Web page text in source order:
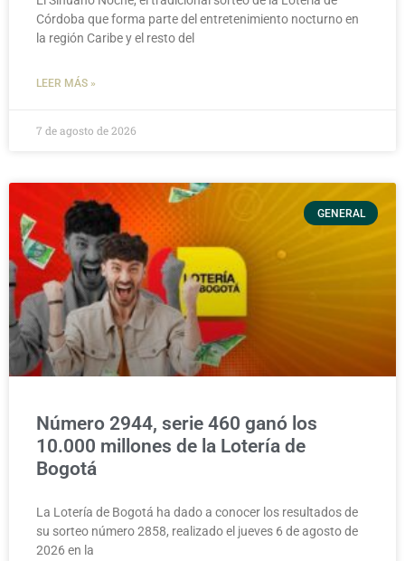
Córdoba que forma parte del entretenimiento nocturno en
la región Caribe y el resto del
LEER MÁS »
7 de agosto de 2026
GENERAL
Número 2944, serie 460 ganó los
10.000 millones de la Lotería de
Bogotá
La Lotería de Bogotá ha dado a conocer los resultados de
su sorteo número 2858, realizado el jueves 6 de agosto de
2026 en la